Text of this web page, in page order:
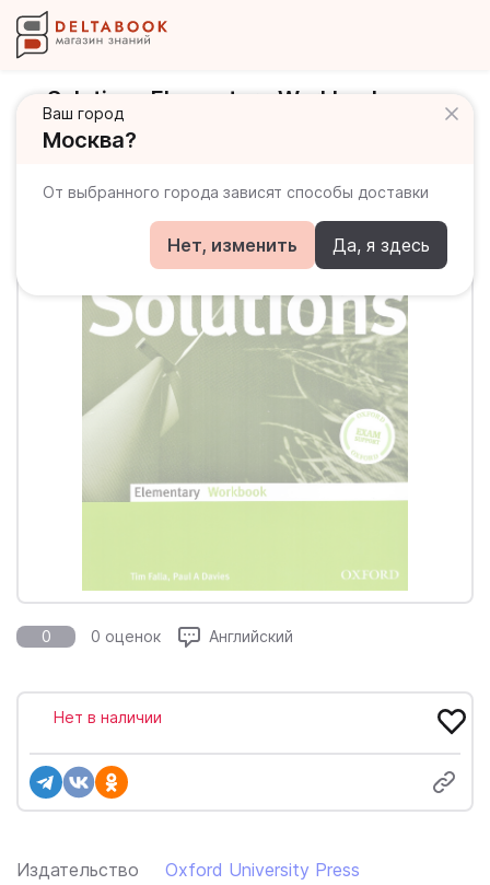
Ваш город
Москва?
От выбранного города зависят способы доставки
Нет, изменить Да, я здесь
Solutions Elementary Workbook
Рабочая тетрадь
0 0 оценок Английский
Издательство Oxford University Press
Нет в наличии